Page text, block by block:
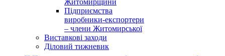
Підприємства
виробники-експортери
– члени Житомирської
Виставкові заходи
Діловий тижневик